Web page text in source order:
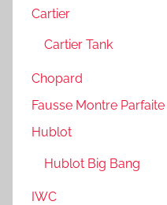
Cartier
Cartier Tank
Chopard
Fausse Montre Parfaite
Hublot
Hublot Big Bang
IWC